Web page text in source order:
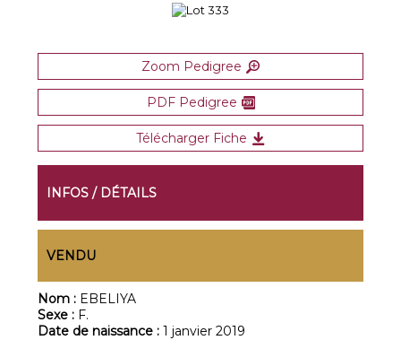
Zoom Pedigree
PDF Pedigree
Télécharger Fiche
INFOS / DÉTAILS
VENDU
Nom : EBELIYA
Sexe : F.
Date de naissance :1 janvier 2019